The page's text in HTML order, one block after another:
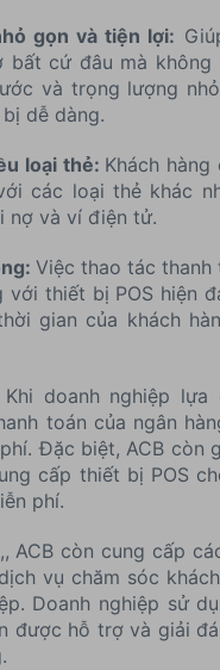
gọn và tiện lợi:
bất cứ đâu mà không
và trọng lượng
dễ dàng.
loại thẻ: Khách
các loại thẻ khác
nợ và ví điện tử.
Việc thao tác
với thiết bị POS hiện
gian của khách
Khi doanh nghiệp lựa
toán của ngân
Đặc biệt, ACB còn
cấp thiết bị POS
phí.
ACB còn cung cấp
vụ chăm sóc
Doanh nghiệp sử
được hỗ trợ và giải